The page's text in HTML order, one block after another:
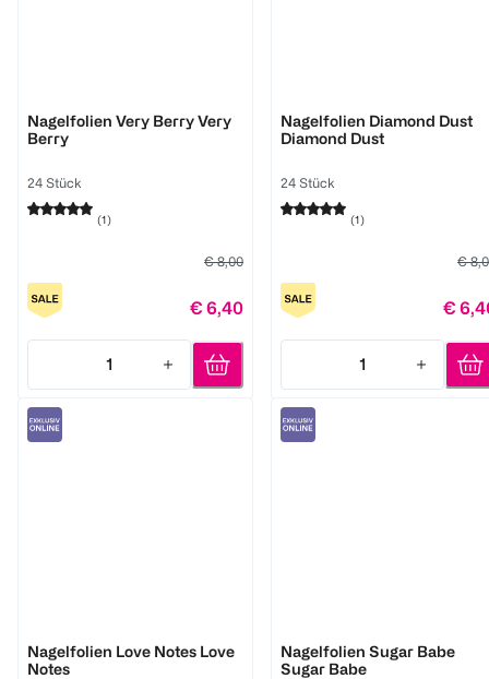
Nagelfolien Very Berry Very
Berry
24 Stück
(1)
€ 8,00
€ 6,40
1
Quantity: 1
Nagelfolien Diamond Dust
Diamond Dust
24 Stück
(1)
€
€
1
Quantity: 1
Nagelfolien Love Notes Love
Notes
Nagelfolien Sugar Babe
Sugar Babe